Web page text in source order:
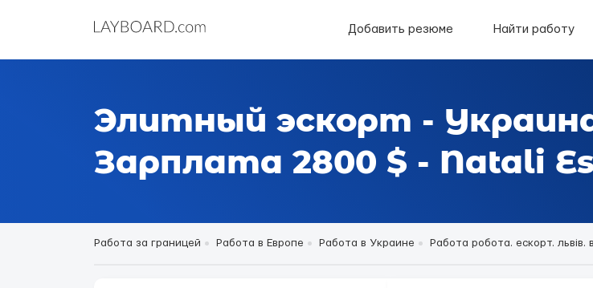
Добавить резюме Найти работу
Элитный эскорт -
Зарплата 2800 $ - Natali
Работа за границей Работа в Европе Работа в Украине Работа робота. ескорт.